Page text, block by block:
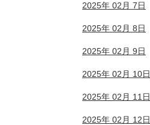
2025年 02月 7日
2025年 02月 8日
2025年 02月 9日
2025年 02月 10日
2025年 02月 11日
2025年 02月 12日